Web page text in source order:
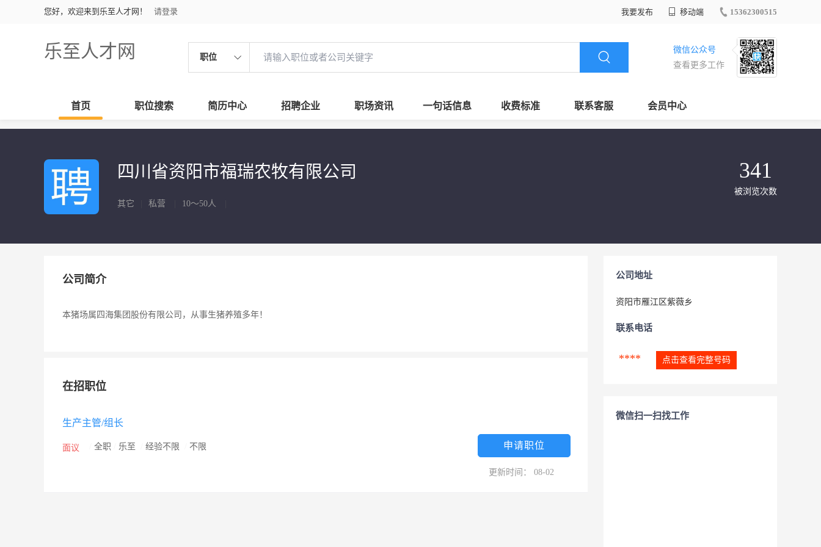
您好，欢迎来到乐至人才网！ 请登录 我要发布 移动端 15362300515
乐至人才网 职位
微信公众号
查看更多工作
首页 职位搜索 简历中心 招聘企业 职场资讯 一句话信息 收费标准 联系客服 会员中心
四川省资阳市福瑞农牧有限公司
其它 私营 10～50人
341
被浏览次数
公司简介
本猪场属四海集团股份有限公司，从事生猪养殖多年！
在招职位
生产主管/组长
面议 全职 乐至 经验不限 不限 申请职位
更新时间： 08-02
公司地址
资阳市雁江区紫薇乡
联系电话
**** 点击查看完整号码
微信扫一扫找工作